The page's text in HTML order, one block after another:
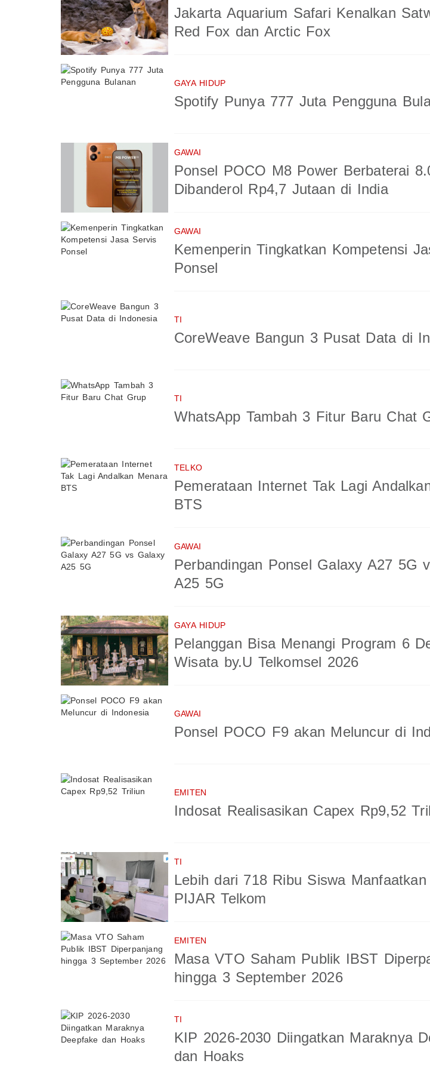
Jakarta Aquarium Safari Kenalkan
Red Fox dan Arctic Fox
GAYA HIDUP
Spotify Punya 777 Juta Pengguna
GAWAI
Ponsel POCO M8 Power Berbaterai
Dibanderol Rp4,7 Jutaan di India
GAWAI
Kemenperin Tingkatkan Kompetensi
Ponsel
TI
CoreWeave Bangun 3 Pusat Data di
TI
WhatsApp Tambah 3 Fitur Baru Chat
TELKO
Pemerataan Internet Tak Lagi
BTS
GAWAI
Perbandingan Ponsel Galaxy A27 5G
A25 5G
GAYA HIDUP
Pelanggan Bisa Menangi Program 6
Wisata by.U Telkomsel 2026
GAWAI
Ponsel POCO F9 akan Meluncur di
EMITEN
Indosat Realisasikan Capex Rp9,52
TI
Lebih dari 718 Ribu Siswa
PIJAR Telkom
EMITEN
Masa VTO Saham Publik IBST
hingga 3 September 2026
TI
KIP 2026-2030 Diingatkan Maraknya
dan Hoaks